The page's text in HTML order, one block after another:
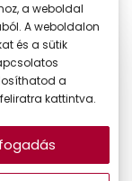
a weboldal
A weboldalon
és a sütik
a
kattintva.